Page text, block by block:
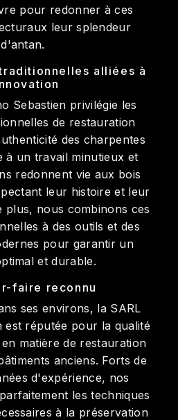
pour redonner à ces
leur splendeur
d'antan.
alliées à
Sebastien privilégie les
de restauration
des charpentes
à un travail minutieux et
redonnent vie aux bois
leur histoire et leur
plus, nous combinons ces
à des outils et des
pour garantir un
et durable.
faire reconnu
ses environs, la SARL
est réputée pour la qualité
matière de restauration
anciens. Forts de
d'expérience, nos
les techniques
à la préservation